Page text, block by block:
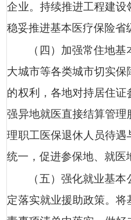
企业。持续推进工程建
稳妥推进基本医疗保险
（四）加强常住地基
大城市等各类城市切实
的权利，各地对持居住
强异地就医直接结算管
理职工医保退休人员待
统一，促进参保地、就
（五）强化就业基
定落实就业援助政策。